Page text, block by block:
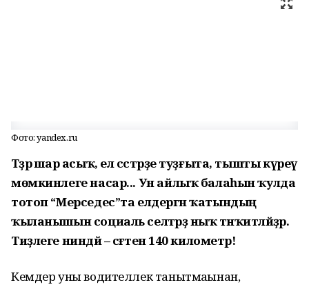
Фото: yandex.ru
Тәҙрә шар асыҡ, ел сәстәрҙе туҙғыта, тышты күреү
мөмкинлеге насар... Ун айлыҡ балаһын ҡулда
тотоп “Мерседес”та елдергән ҡатындың
ҡыланышын социаль селтәрҙә ныҡ тәнҡитләйҙәр.
Тиҙлеге ниндәй – сәғәтенә 140 километр!
Кемдер уны водителлек танытмаһынан,